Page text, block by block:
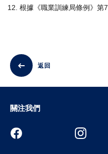
根據《職業訓練局條例》第
返回
關注我們